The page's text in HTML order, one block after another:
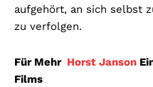
aufgehört, an sich selbst
zu verfolgen.
Für Mehr Horst Janson
Films